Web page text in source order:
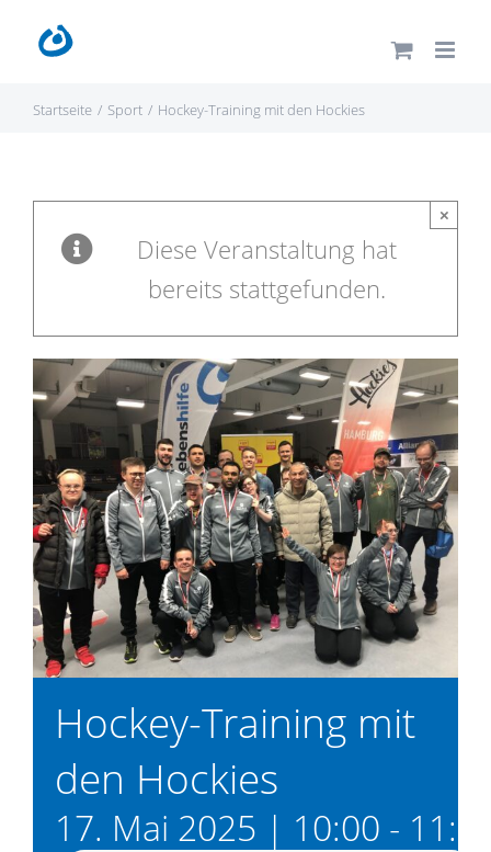
Inhalt
springen
Startseite Sport Hockey-Training mit den Hockies
Diese Veranstaltung hat
bereits stattgefunden.
×
Hockey-Training mit
den Hockies
17. Mai 2025 | 10:00 -